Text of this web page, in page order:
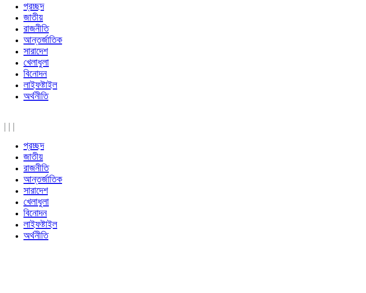
প্রচ্ছদ
জাতীয়
রাজনীতি
আন্তর্জাতিক
সারাদেশ
খেলাধুলা
বিনোদন
লাইফষ্টাইল
অর্থনীতি
| | |
প্রচ্ছদ
জাতীয়
রাজনীতি
আন্তর্জাতিক
সারাদেশ
খেলাধুলা
বিনোদন
লাইফষ্টাইল
অর্থনীতি